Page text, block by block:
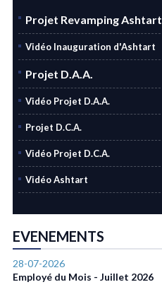
Projet Revamping Ashtart
Vidéo Inauguration d'Ashtart
Projet D.A.A.
Vidéo Projet D.A.A.
Projet D.C.A.
Vidéo Projet D.C.A.
Vidéo Ashtart
EVENEMENTS
28-07-2026
Employé du Mois - Juillet 2026